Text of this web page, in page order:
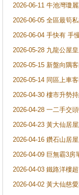
2026-06-11 牛池灣瓊
2026-06-05 全區最筍
2026-06-04 手快有 手
2026-05-28 九龍公屋
2026-05-15 新盤向隅
2026-05-14 同區上車
2026-04-30 樓市升勢
2026-04-28 一二手交
2026-04-23 黃大仙居
2026-04-16 鑽石山居
2026-04-09 巨無霸3房
2026-04-03 鐵路洋樓
2026-04-02 黃大仙慈